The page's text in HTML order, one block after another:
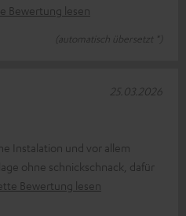
Bewertung lesen
(automatisch übersetzt *)
Instalation und vor allem
ohne schnickschnack, dafür
Bewertung lesen
25.03.2026